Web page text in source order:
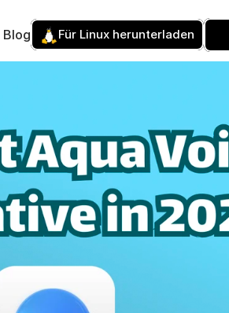
Blog Für Linux herunterladen